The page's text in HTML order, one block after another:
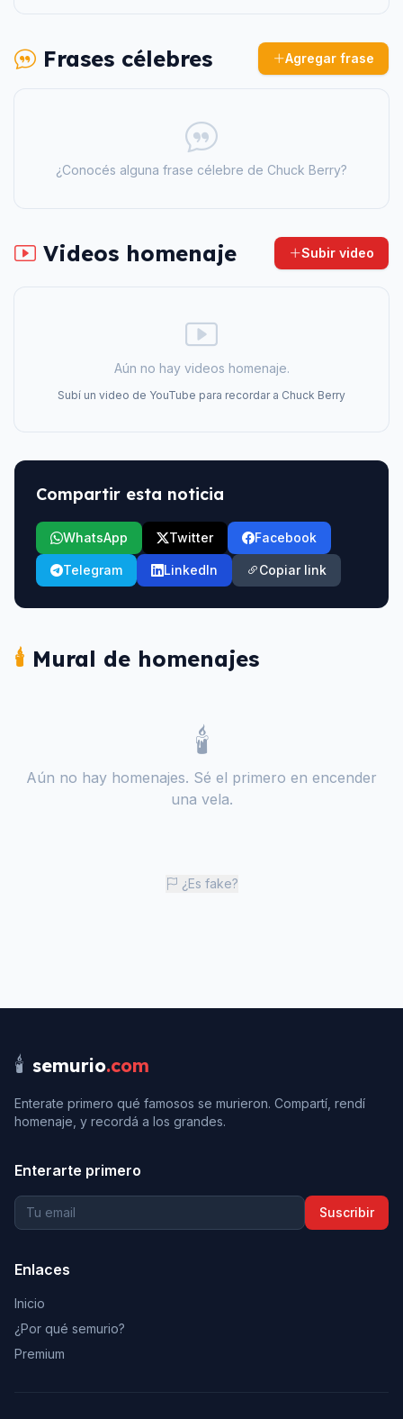
Frases célebres Agregar frase
¿Conocés alguna frase célebre de Chuck Berry?
Videos homenaje Subir video
Aún no hay videos homenaje.
Subí un video de YouTube para recordar a Chuck Berry
Compartir esta noticia
WhatsApp Twitter Facebook
Telegram LinkedIn Copiar link
🕯️ Mural de homenajes
🕯️
Aún no hay homenajes. Sé el primero en encender
una vela.
¿Es fake?
🕯️ semurio.com
Enterate primero qué famosos se murieron. Compartí, rendí
homenaje, y recordá a los grandes.
Enterarte primero
Suscribir
Enlaces
Inicio
¿Por qué semurio?
Premium